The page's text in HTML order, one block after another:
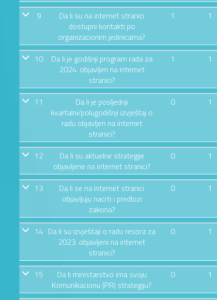
9
Da li su na internet stranici
dostupni kontakti po
organizacionim jedinicama?
1 1
10
Da li je godišnji program rada za
2024. objavljen na internet
stranici?
1 1
11
Da li je posljednji
kvartalni/polugodišnji izvještaj o
radu objavljen na internet
stranici?
0 1
12
Da li su aktuelne strategije
objavljene na internet stranici?
0 1
13
Da li se na internet stranici
objavljuju nacrti i predlozi
zakona?
0 1
14 Da li su izvještaji o radu resora za
2023. objavljeni na internet
stranici?
0 1
15
Da li ministarstvo ima svoju
Komunikacionu (PR) strategiju?
0 1